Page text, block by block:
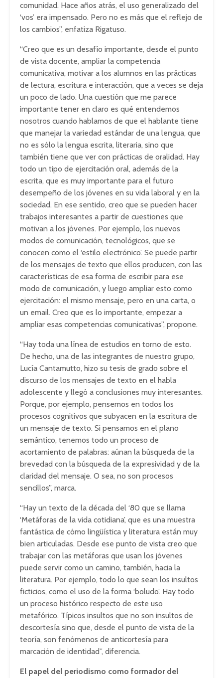
comunidad. Hace años atrás, el uso generalizado del
‘vos’ era impensado. Pero no es más que el reflejo de
los cambios”, enfatiza Rigatuso.
“Creo que es un desafío importante, desde el punto
de vista docente, ampliar la competencia
comunicativa, motivar a los alumnos en las prácticas
de lectura, escritura e interacción, que a veces se deja
un poco de lado. Una cuestión que me parece
importante tener en claro es qué entendemos
nosotros cuando hablamos de que el hablante tiene
que manejar la variedad estándar de una lengua, que
no es sólo la lengua escrita, literaria, sino que
también tiene que ver con prácticas de oralidad. Hay
todo un tipo de ejercitación oral, además de la
escrita, que es muy importante para el futuro
desempeño de los jóvenes en su vida laboral y en la
sociedad. En ese sentido, creo que se pueden hacer
trabajos interesantes a partir de cuestiones que
motivan a los jóvenes. Por ejemplo, los nuevos
modos de comunicación, tecnológicos, que se
conocen como el ‘estilo electrónico’. Se puede partir
de los mensajes de texto que ellos producen, con las
características de esa forma de escribir para ese
modo de comunicación, y luego ampliar esto como
ejercitación: el mismo mensaje, pero en una carta, o
un email. Creo que es lo importante, empezar a
ampliar esas competencias comunicativas”, propone.
“Hay toda una línea de estudios en torno de esto.
De hecho, una de las integrantes de nuestro grupo,
Lucía Cantamutto, hizo su tesis de grado sobre el
discurso de los mensajes de texto en el habla
adolescente y llegó a conclusiones muy interesantes.
Porque, por ejemplo, pensemos en todos los
procesos cognitivos que subyacen en la escritura de
un mensaje de texto. Si pensamos en el plano
semántico, tenemos todo un proceso de
acortamiento de palabras: aúnan la búsqueda de la
brevedad con la búsqueda de la expresividad y de la
claridad del mensaje. O sea, no son procesos
sencillos”, marca.
“Hay un texto de la década del ‘80 que se llama
‘Metáforas de la vida cotidiana’, que es una muestra
fantástica de cómo lingüística y literatura están muy
bien articuladas. Desde ese punto de vista creo que
trabajar con las metáforas que usan los jóvenes
puede servir como un camino, también, hacia la
literatura. Por ejemplo, todo lo que sean los insultos
ficticios, como el uso de la forma ‘boludo’. Hay todo
un proceso histórico respecto de este uso
metafórico. Típicos insultos que no son insultos de
descortesía sino que, desde el punto de vista de la
teoría, son fenómenos de anticortesía para
marcación de identidad”, diferencia.
El papel del periodismo como formador del